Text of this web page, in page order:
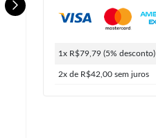
139,99
R$ 21,00
1x R$79,79 (5% desconto)
2x de R$42,00 sem juros